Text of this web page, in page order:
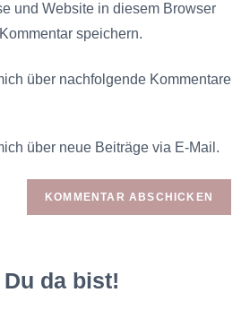
und Website in diesem Browser
speichern.
über nachfolgende Kommentare
über neue Beiträge via E-Mail.
da bist!